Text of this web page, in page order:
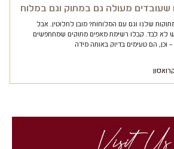
מעולה גם במתוק וגם במלוח
שלנו וגם עם המלוחות? מובן לחלוטין. אבל
לא לבד. קבלו רשימת מאפים מתוקים שמתחפשים
וכן, הם טעימים בדיוק באותה מידה
קרואסון